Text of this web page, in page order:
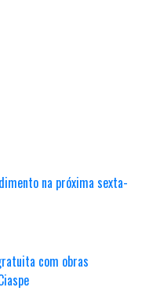
na próxima sexta-
com obras